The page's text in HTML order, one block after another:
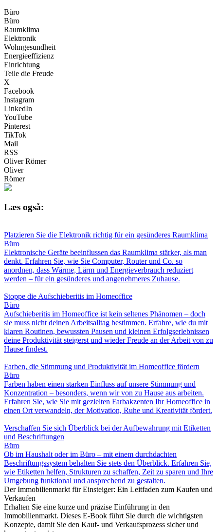
Büro
Büro
Raumklima
Elektronik
Wohngesundheit
Energieeffizienz
Einrichtung
Teile die Freude
X
Facebook
Instagram
LinkedIn
YouTube
Pinterest
TikTok
Mail
RSS
Oliver Römer
Oliver
Römer
Læs også:
Platzieren Sie die Elektronik richtig für ein gesünderes Raumklima
Büro
Elektronische Geräte beeinflussen das Raumklima stärker, als man
denkt. Erfahren Sie, wie Sie Computer, Router und Co. so
anordnen, dass Wärme, Lärm und Energieverbrauch reduziert
werden – für ein gesünderes und angenehmeres Zuhause.
Stoppe die Aufschieberitis im Homeoffice
Büro
Aufschieberitis im Homeoffice ist kein seltenes Phänomen – doch
sie muss nicht deinen Arbeitsalltag bestimmen. Erfahre, wie du mit
klaren Routinen, bewussten Pausen und kleinen Erfolgserlebnissen
deine Produktivität steigerst und wieder Freude an der Arbeit von zu
Hause findest.
Farben, die Stimmung und Produktivität im Homeoffice fördern
Büro
Farben haben einen starken Einfluss auf unsere Stimmung und
Konzentration – besonders, wenn wir von zu Hause aus arbeiten.
Erfahren Sie, wie Sie mit gezielten Farbakzenten Ihr Homeoffice in
einen Ort verwandeln, der Motivation, Ruhe und Kreativität fördert.
Verschaffen Sie sich Überblick bei der Aufbewahrung mit Etiketten
und Beschriftungen
Büro
Ob im Haushalt oder im Büro – mit einem durchdachten
Beschriftungssystem behalten Sie stets den Überblick. Erfahren Sie,
wie Etiketten helfen, Strukturen zu schaffen, Zeit zu sparen und Ihre
Umgebung funktional und ansprechend zu gestalten.
Der Immobilienmarkt für Einsteiger: Ein Leitfaden zum Kaufen und
Verkaufen
Erhalten Sie eine kurze und präzise Einführung in den
Immobilienmarkt. Dieses E-Book führt Sie durch die wichtigsten
Konzepte, damit Sie den Kauf- und Verkaufsprozess sicher und